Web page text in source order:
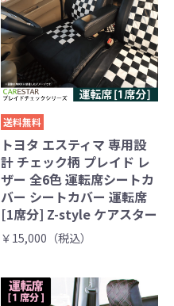
送料無料
トヨタ エスティマ 専用設
計 チェック柄 プレイド レ
ザー 全6色 運転席シートカ
バー シートカバー 運転席
[1席分] Z-style ケアスター
￥15,000（税込）